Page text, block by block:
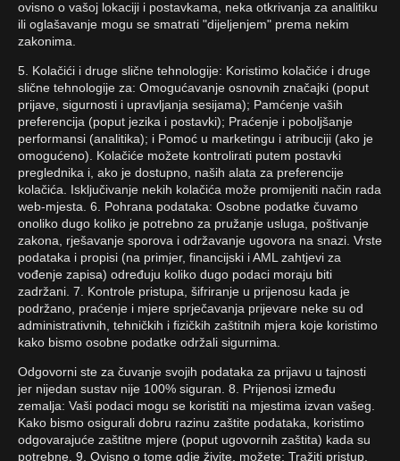
ovisno o vašoj lokaciji i postavkama, neka otkrivanja za analitiku
ili oglašavanje mogu se smatrati "dijeljenjem" prema nekim
zakonima.
5. Kolačići i druge slične tehnologije: Koristimo kolačiće i druge
slične tehnologije za: Omogućavanje osnovnih značajki (poput
prijave, sigurnosti i upravljanja sesijama); Pamćenje vaših
preferencija (poput jezika i postavki); Praćenje i poboljšanje
performansi (analitika); i Pomoć u marketingu i atribuciji (ako je
omogućeno). Kolačiće možete kontrolirati putem postavki
preglednika i, ako je dostupno, naših alata za preferencije
kolačića. Isključivanje nekih kolačića može promijeniti način rada
web-mjesta. 6. Pohrana podataka: Osobne podatke čuvamo
onoliko dugo koliko je potrebno za pružanje usluga, poštivanje
zakona, rješavanje sporova i održavanje ugovora na snazi. Vrste
podataka i propisi (na primjer, financijski i AML zahtjevi za
vođenje zapisa) određuju koliko dugo podaci moraju biti
zadržani. 7. Kontrole pristupa, šifriranje u prijenosu kada je
podržano, praćenje i mjere sprječavanja prijevare neke su od
administrativnih, tehničkih i fizičkih zaštitnih mjera koje koristimo
kako bismo osobne podatke održali sigurnima.
Odgovorni ste za čuvanje svojih podataka za prijavu u tajnosti
jer nijedan sustav nije 100% siguran. 8. Prijenosi između
zemalja: Vaši podaci mogu se koristiti na mjestima izvan vašeg.
Kako bismo osigurali dobru razinu zaštite podataka, koristimo
odgovarajuće zaštitne mjere (poput ugovornih zaštita) kada su
potrebne. 9. Ovisno o tome gdje živite, možete: Tražiti pristup,